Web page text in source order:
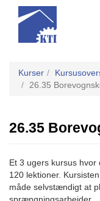
Kurser
26.35
26.35
Et 3 ugers kursus
120 lektioner.
måde selvstændigt at